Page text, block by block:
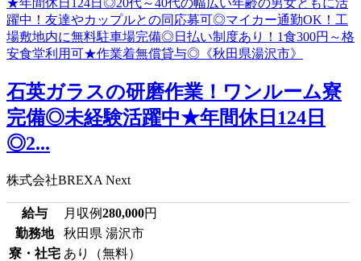
石英ガラスの研磨作業！ワンルーム寮
完備◎未経験活躍中★年間休日124日
◎2...
株式会社BREXA Next
給与 月収例280,000円
勤務地
秋田県 湯沢市
寮・社宅 あり（無料）